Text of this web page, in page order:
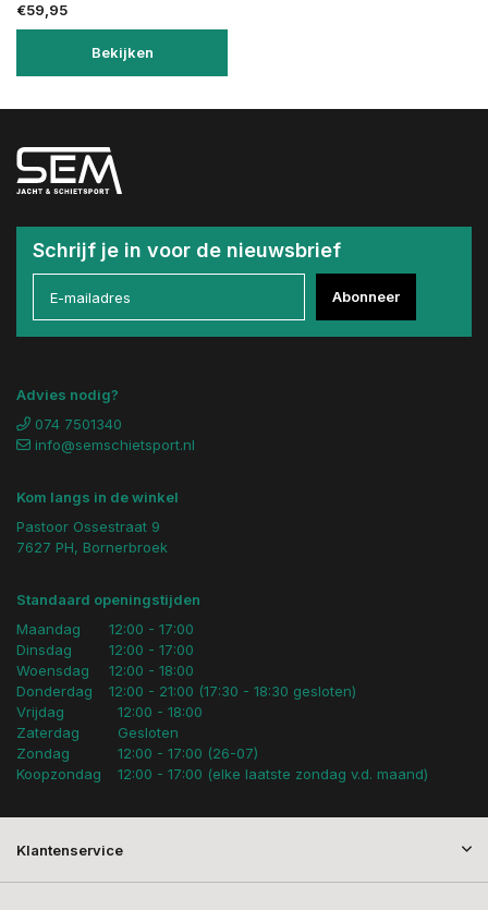
€59,95
Bekijken
Schrijf je in voor de nieuwsbrief
Abonneer
Advies nodig?
074 7501340
info@semschietsport.nl
Kom langs in de winkel
Pastoor Ossestraat 9
7627 PH, Bornerbroek
Standaard openingstijden
Maandag
Dinsdag
Woensdag
Donderdag
12:00 - 17:00
12:00 - 17:00
12:00 - 18:00
12:00 - 21:00 (17:30 - 18:30 gesloten)
Vrijdag
Zaterdag
Zondag
Koopzondag
12:00 - 18:00
Gesloten
12:00 - 17:00 (26-07)
12:00 - 17:00 (elke laatste zondag v.d. maand)
Klantenservice